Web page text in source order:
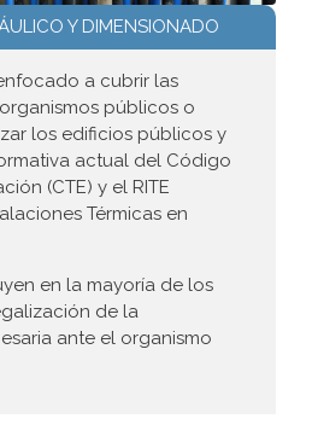
Y DIMENSIONADO
a cubrir las
públicos o
los edificios públicos y
actual del Código
(CTE) y el RITE
Térmicas en
en la mayoría de los
de la
ante el organismo